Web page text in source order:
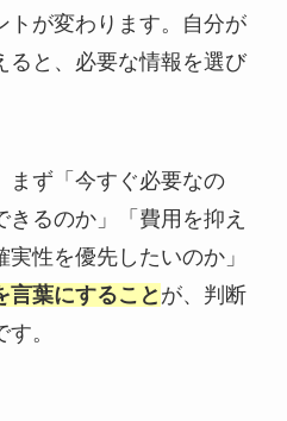
トが変わります。自分が
ると、必要な情報を選び
まず「今すぐ必要なの
るのか」「費用を抑え
性を優先したいのか」
言葉にすること が、判断
。